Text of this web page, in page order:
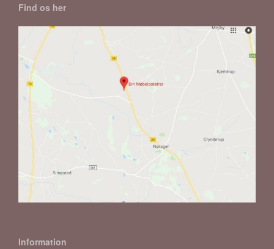
Find os her
Information